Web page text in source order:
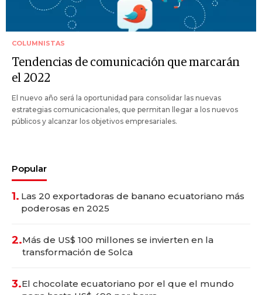
COLUMNISTAS
Tendencias de comunicación que marcarán
el 2022
El nuevo año será la oportunidad para consolidar las nuevas
estrategias comunicacionales, que permitan llegar a los nuevos
públicos y alcanzar los objetivos empresariales.
Popular
1. Las 20 exportadoras de banano ecuatoriano más
poderosas en 2025
2.Más de US$ 100 millones se invierten en la
transformación de Solca
3.El chocolate ecuatoriano por el que el mundo